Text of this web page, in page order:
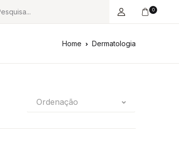
0
Home Dermatologia
Ordenação